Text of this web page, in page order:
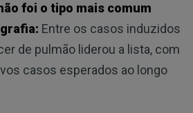
foi o tipo mais comum
Entre os casos induzidos
de pulmão liderou a lista, com
casos esperados ao longo